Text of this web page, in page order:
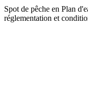
Spot de pêche en Plan
réglementation et